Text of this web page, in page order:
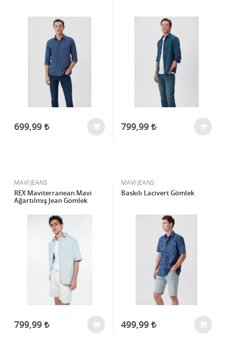
699,99 799,99
MAVİ JEANS
REX Maviterranean Mavi
Ağartılmış Jean Gömlek
799,99
MAVİ JEANS
Baskılı Lacivert Gömlek
499,99